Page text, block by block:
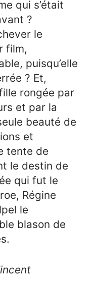
qui s’était
?
le
film,
puisqu’elle
? Et,
rongée par
et par la
beauté de
et
tente de
le destin de
qui fut le
Régine
le
blason de